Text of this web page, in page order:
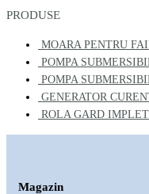
PRODUSE
MOARA PENTRU
POMPA
POMPA
GENERATOR
ROLA GARD
Magazin